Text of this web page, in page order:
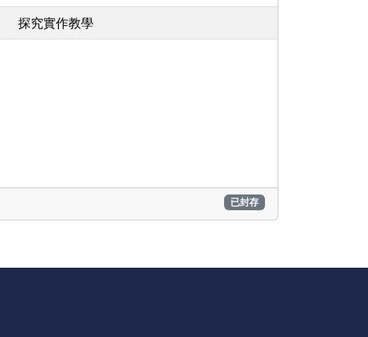
探究實作教學
已封存